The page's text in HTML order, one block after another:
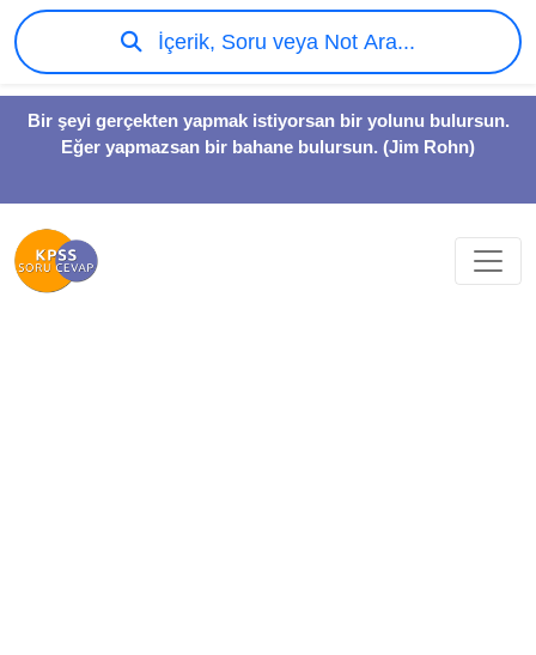
Bir şeyi gerçekten yapmak istiyorsan bir yolunu bulursun.
Eğer yapmazsan bir bahane bulursun. (Jim Rohn)
İçerik, Soru veya Not Ara...